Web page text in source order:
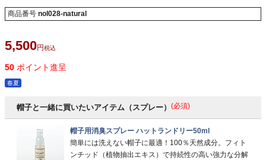
商品番号 nol028-natural
5,500 税込
50 ポイント進呈
春夏
帽子と一緒に買いたいアイテム（スプレー） (必須)
帽子用消臭スプレー ハットランドリー50ml
簡単には洗えない帽子に最適！100％天然成分。フィト
ンチッド（植物抽出エキス）で持続性の高い強力な分解